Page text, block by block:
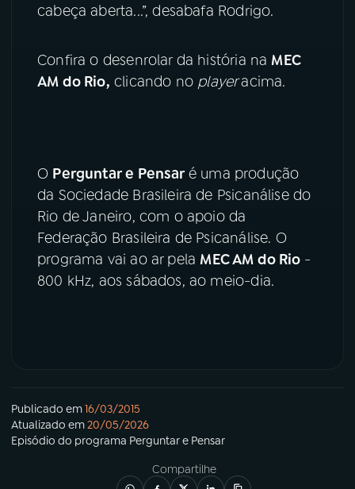
07 ÚLTIMAS
ACOMPANHE A RÁDIO MEC
Facebook
Instagram X
cabeça aberta...”, desabafa Rodrigo.
Confira o desenrolar da história na MEC
AM do Rio, clicando no playeracima.
O Perguntar e Pensaré uma produção
da Sociedade Brasileira de Psicanálise do
Rio de Janeiro, com o apoio da
Federação Brasileira de Psicanálise. O
programa vai ao ar pela MEC AM do Rio -
800 kHz, aos sábados, ao meio-dia.
Publicado em16/03/2015
Atualizado em20/05/2026
Episódio do programa Perguntar e Pensar
Compartilhe